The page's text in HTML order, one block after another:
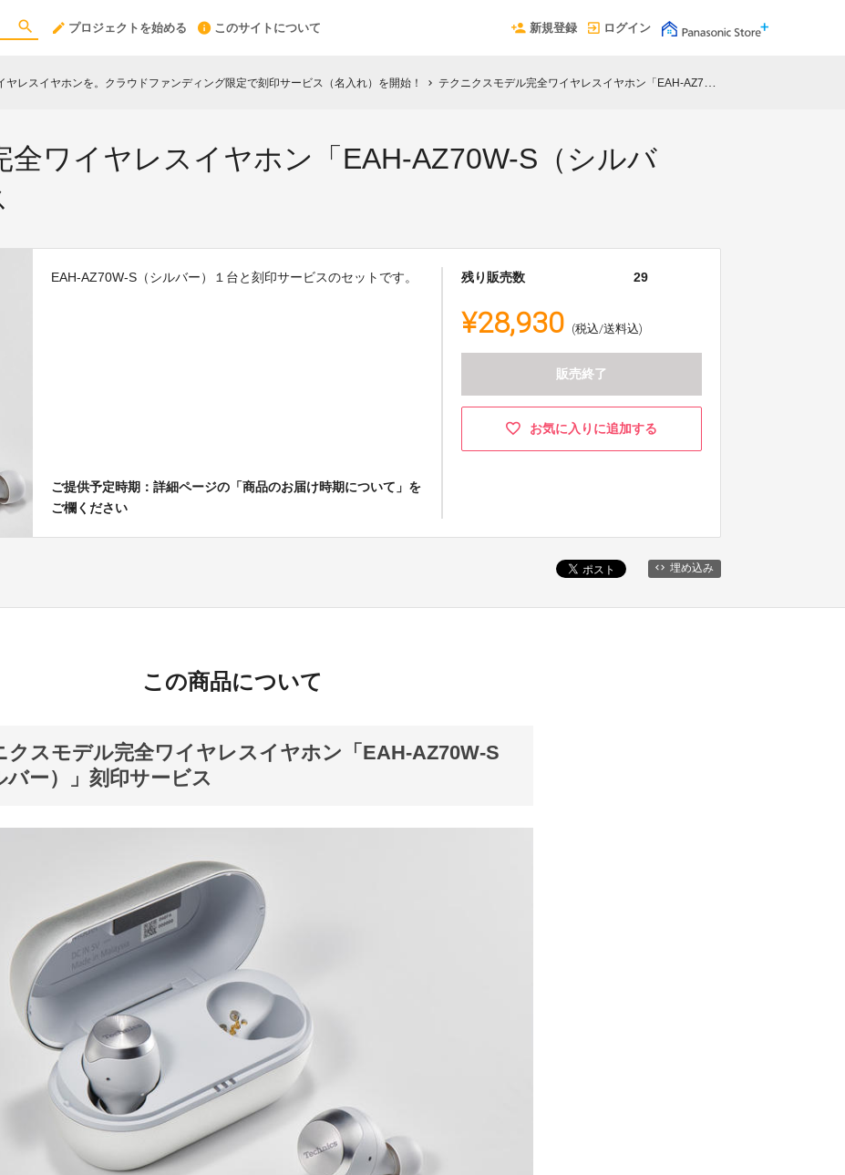
プロジェクトを始める このサイトについて 新規登録 ログイン
ヤレスイヤホンを。クラウドファンディング限定で刻印サービス（名入れ）を開始！ chevron_right テクニクスモデル完全ワイヤレスイヤホン「EAH-AZ70W-S（シルバー）」刻印サービス
全ワイヤレスイヤホン「EAH-AZ70W-S（シルバ
EAH-AZ70W-S（シルバー）１台と刻印サービスのセットです。
ご提供予定時期：詳細ページの「商品のお届け時期について」を
ご欄ください
残り販売数 29
¥28,930 (税込/送料込)
販売終了
お気に入りに追加する
埋め込み
この商品について
クスモデル完全ワイヤレスイヤホン「EAH-AZ70W-S
バー）」刻印サービス